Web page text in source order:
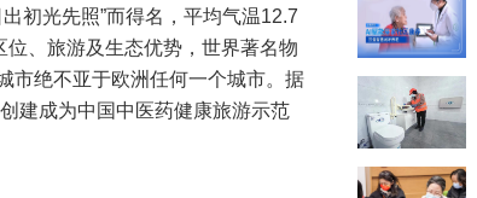
初光先照”而得名，平均气温12.7
、旅游及生态优势，世界著名物
市绝不亚于欧洲任何一个城市。据
建成为中国中医药健康旅游示范